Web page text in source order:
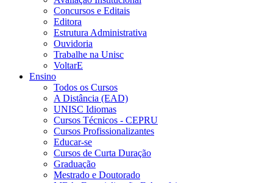
Concursos e Editais
Editora
Estrutura Administrativa
Ouvidoria
Trabalhe na Unisc
VoltarE
Ensino
Todos os Cursos
A Distância (EAD)
UNISC Idiomas
Cursos Técnicos - CEPRU
Cursos Profissionalizantes
Educar-se
Cursos de Curta Duração
Graduação
Mestrado e Doutorado